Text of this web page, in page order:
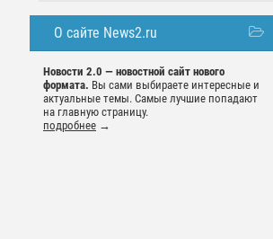
О сайте News2.ru
Новости 2.0 — новостной сайт нового
формата. Вы сами выбираете интересные и
актуальные темы. Самые лучшие попадают
на главную страницу.
подробнее →